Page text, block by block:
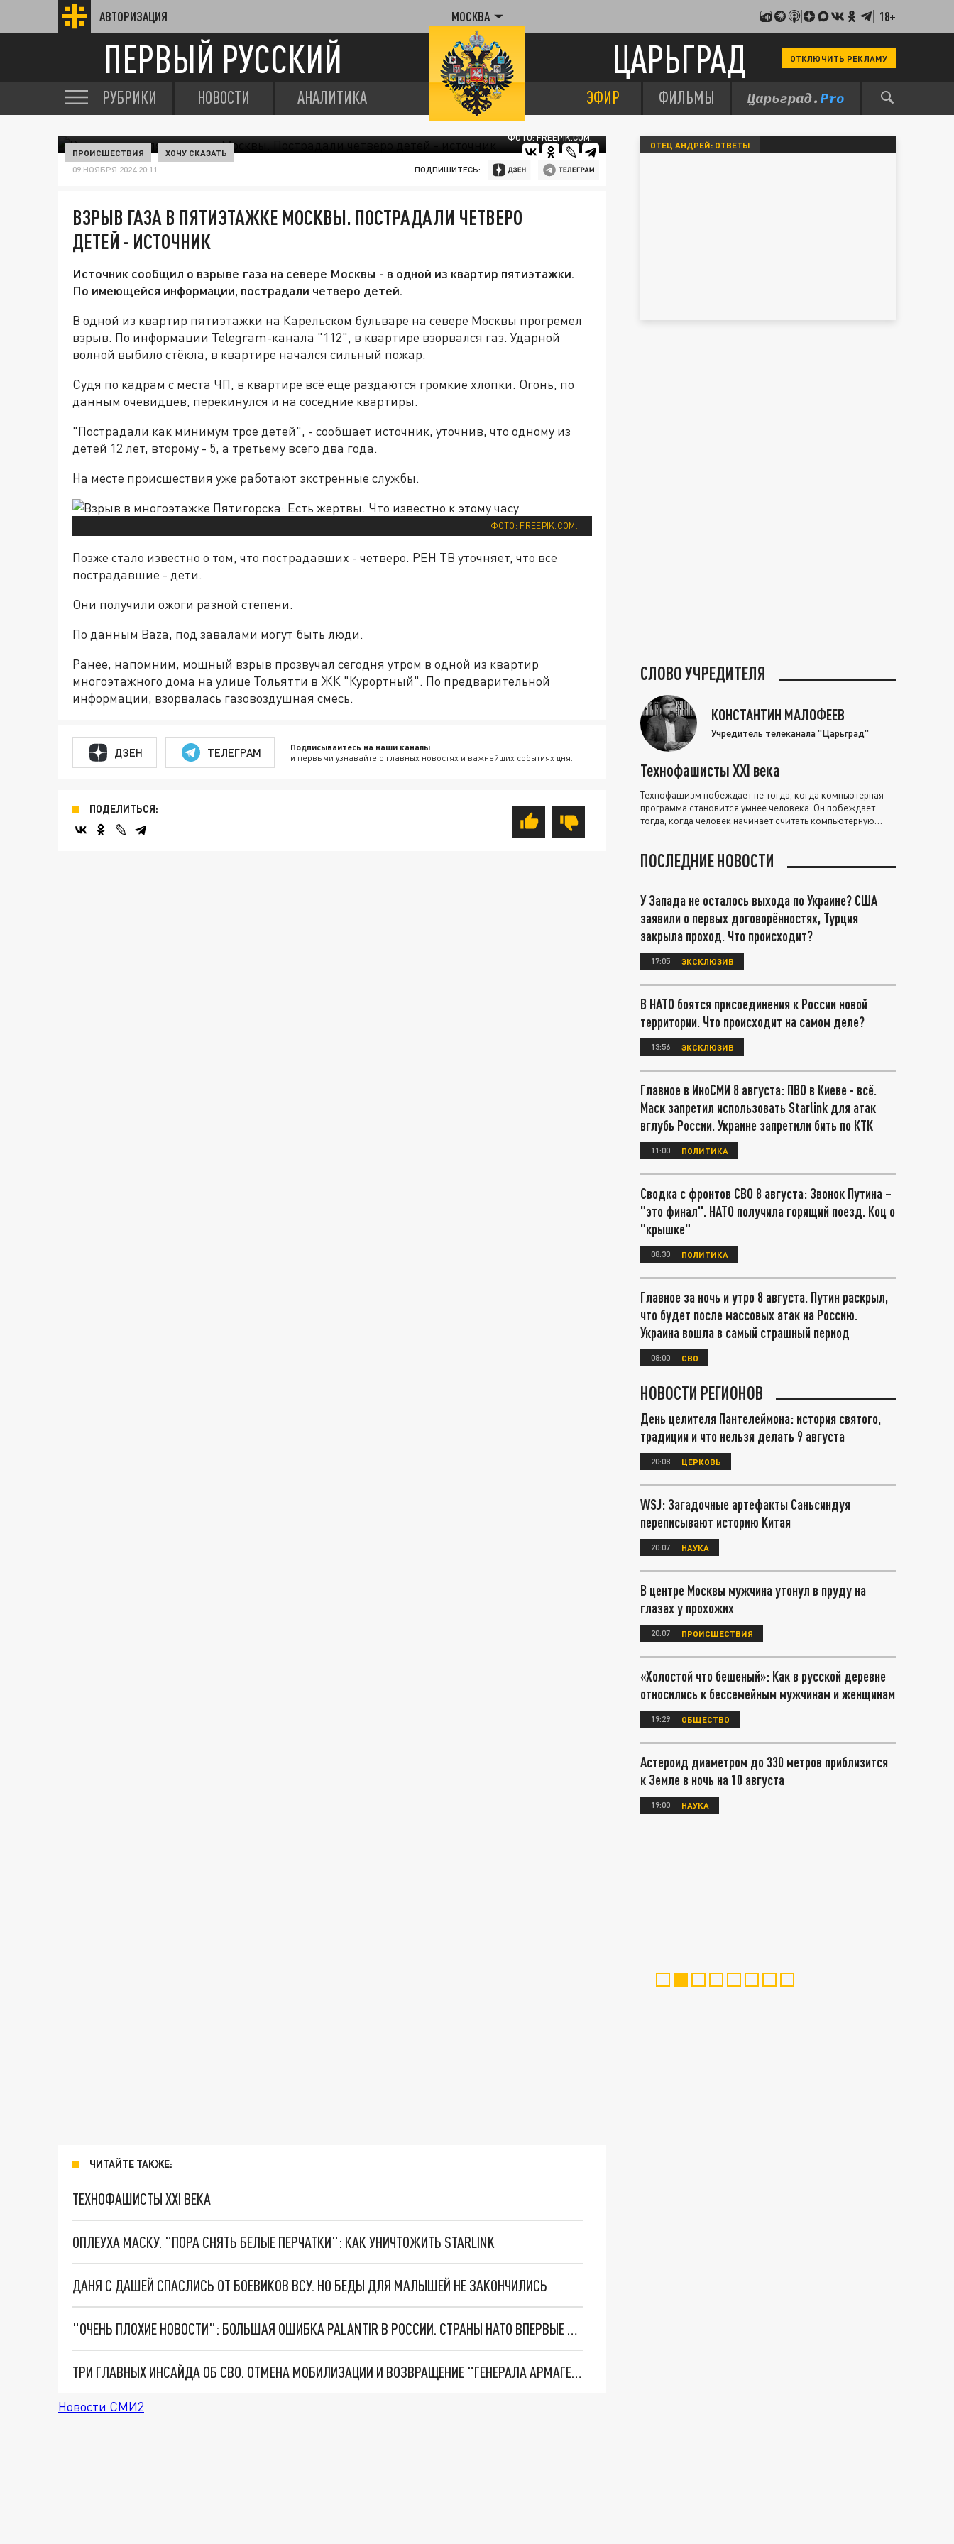
АВТОРИЗАЦИЯ МОСКВА 18+
ПЕРВЫЙ РУССКИЙ ЦАРЬГРАД ОТКЛЮЧИТЬ РЕКЛАМУ
РУБРИКИ НОВОСТИ АНАЛИТИКА ЭФИР ФИЛЬМЫ
ФОТО: FREEPIK.COM.
ПРОИСШЕСТВИЯ ХОЧУ СКАЗАТЬ
09 НОЯБРЯ 2024 20:11 ПОДПИШИТЕСЬ:
ВЗРЫВ ГАЗА В ПЯТИЭТАЖКЕ МОСКВЫ. ПОСТРАДАЛИ ЧЕТВЕРО
ДЕТЕЙ - ИСТОЧНИК
Источник сообщил о взрыве газа на севере Москвы - в одной из квартир пятиэтажки.
По имеющейся информации, пострадали четверо детей.
В одной из квартир пятиэтажки на Карельском бульваре на севере Москвы прогремел
взрыв. По информации Telegram-канала "112", в квартире взорвался газ. Ударной
волной выбило стёкла, в квартире начался сильный пожар.
Судя по кадрам с места ЧП, в квартире всё ещё раздаются громкие хлопки. Огонь, по
данным очевидцев, перекинулся и на соседние квартиры.
"Пострадали как минимум трое детей", - сообщает источник, уточнив, что одному из
детей 12 лет, второму - 5, а третьему всего два года.
На месте происшествия уже работают экстренные службы.
ФОТО: FREEPIK.COM.
Позже стало известно о том, что пострадавших - четверо. РЕН ТВ уточняет, что все
пострадавшие - дети.
Они получили ожоги разной степени.
По данным Baza, под завалами могут быть люди.
Ранее, напомним, мощный взрыв прозвучал сегодня утром в одной из квартир
многоэтажного дома на улице Тольятти в ЖК "Курортный". По предварительной
информации, взорвалась газовоздушная смесь.
ДЗЕН ТЕЛЕГРАМ Подписывайтесь на наши каналы
и первыми узнавайте о главных новостях и важнейших событиях дня.
ПОДЕЛИТЬСЯ:
ЧИТАЙТЕ ТАКЖЕ:
ТЕХНОФАШИСТЫ XXI ВЕКА
ОПЛЕУХА МАСКУ. "ПОРА СНЯТЬ БЕЛЫЕ ПЕРЧАТКИ": КАК УНИЧТОЖИТЬ STARLINK
ДАНЯ С ДАШЕЙ СПАСЛИСЬ ОТ БОЕВИКОВ ВСУ. НО БЕДЫ ДЛЯ МАЛЫШЕЙ НЕ ЗАКОНЧИЛИСЬ
"ОЧЕНЬ ПЛОХИЕ НОВОСТИ": БОЛЬШАЯ ОШИБКА PALANTIR В РОССИИ. СТРАНЫ НАТО ВПЕРВЫЕ ЗА СВО ОСТАНОВИЛИ ПОСТАВКИ ОРУЖИЯ. ВСУ ТЕРЯЮТ ПРИГРАНИЧЬЕ?
ТРИ ГЛАВНЫХ ИНСАЙДА ОБ СВО. ОТМЕНА МОБИЛИЗАЦИИ И ВОЗВРАЩЕНИЕ "ГЕНЕРАЛА АРМАГЕДДОНА"? ОТЛИЧНЫЕ НОВОСТИ, КОТОРЫЕ ЖДАЛИ ВСЕ
Новости СМИ2
ОТЕЦ АНДРЕЙ: ОТВЕТЫ
СЛОВО УЧРЕДИТЕЛЯ
КОНСТАНТИН МАЛОФЕЕВ
Учредитель телеканала "Царьград"
Технофашисты XXI века
Технофашизм побеждает не тогда, когда компьютерная
программа становится умнее человека. Он побеждает
тогда, когда человек начинает считать компьютерную
ПОСЛЕДНИЕ НОВОСТИ
У Запада не осталось выхода по Украине? США
заявили о первых договорённостях, Турция
закрыла проход. Что происходит?
17:05 ЭКСКЛЮЗИВ
В НАТО боятся присоединения к России новой
территории. Что происходит на самом деле?
13:56 ЭКСКЛЮЗИВ
Главное в ИноСМИ 8 августа: ПВО в Киеве - всё.
Маск запретил использовать Starlink для атак
вглубь России. Украине запретили бить по КТК
11:00 ПОЛИТИКА
Сводка с фронтов СВО 8 августа: Звонок Путина –
"это финал". НАТО получила горящий поезд. Коц о
"крышке"
08:30 ПОЛИТИКА
Главное за ночь и утро 8 августа. Путин раскрыл,
что будет после массовых атак на Россию.
Украина вошла в самый страшный период
08:00 СВО
НОВОСТИ РЕГИОНОВ
День целителя Пантелеймона: история святого,
традиции и что нельзя делать 9 августа
20:08 ЦЕРКОВЬ
WSJ: Загадочные артефакты Саньсиндуя
переписывают историю Китая
20:07 НАУКА
В центре Москвы мужчина утонул в пруду на
глазах у прохожих
20:07 ПРОИСШЕСТВИЯ
«Холостой что бешеный»: Как в русской деревне
относились к бессемейным мужчинам и женщинам
19:29 ОБЩЕСТВО
Астероид диаметром до 330 метров приблизится
к Земле в ночь на 10 августа
19:00 НАУКА